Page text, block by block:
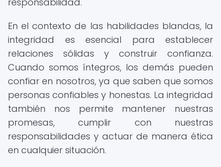
En el contexto de las habilidades blandas, la
integridad es esencial para establecer
relaciones sólidas y construir confianza.
Cuando somos íntegros, los demás pueden
confiar en nosotros, ya que saben que somos
personas confiables y honestas. La integridad
también nos permite mantener nuestras
promesas, cumplir con nuestras
responsabilidades y actuar de manera ética
en cualquier situación.